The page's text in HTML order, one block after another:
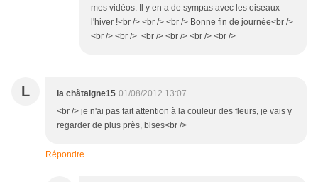
mes vidéos. Il y en a de sympas avec les oiseaux
l'hiver !<br /> <br /> <br /> Bonne fin de journée<br />
<br /> <br /> <br /> <br /> <br /> <br />
L la châtaigne15 01/08/2012 13:07
<br /> je n'ai pas fait attention à la couleur des fleurs, je vais y
regarder de plus près, bises<br />
Répondre